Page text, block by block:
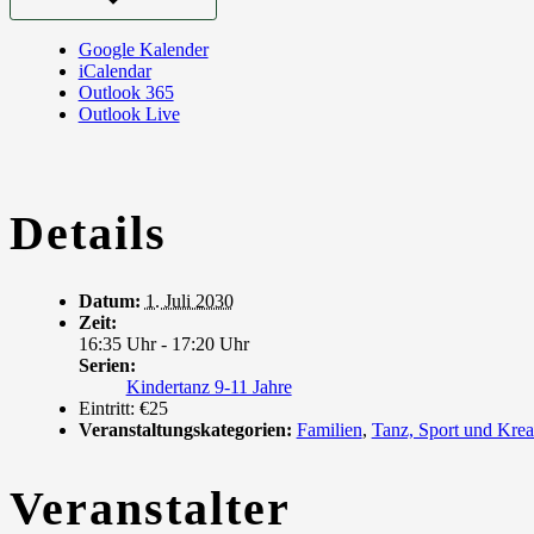
Google Kalender
iCalendar
Outlook 365
Outlook Live
Details
Datum: 1. Juli 2030
Zeit:
16:35 Uhr - 17:20 Uhr
Serien:
Kindertanz 9-11 Jahre
Eintritt: €25
Veranstaltungskategorien: Familien, Tanz, Sport und
Veranstalter